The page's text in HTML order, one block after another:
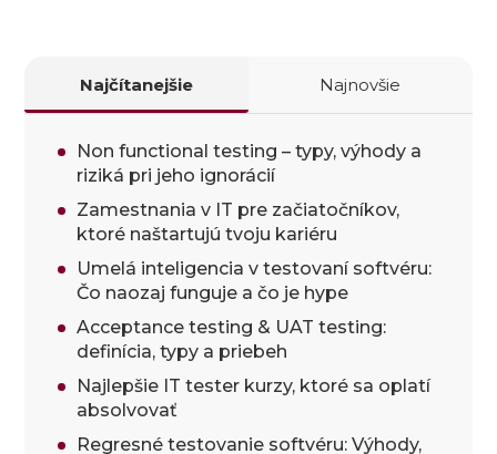
Najčítanejšie Najnovšie
Non functional testing – typy, výhody a
riziká pri jeho ignorácií
Zamestnania v IT pre začiatočníkov,
ktoré naštartujú tvoju kariéru
Umelá inteligencia v testovaní softvéru:
Čo naozaj funguje a čo je hype
Acceptance testing & UAT testing:
definícia, typy a priebeh
Najlepšie IT tester kurzy, ktoré sa oplatí
absolvovať
Regresné testovanie softvéru: Výhody,